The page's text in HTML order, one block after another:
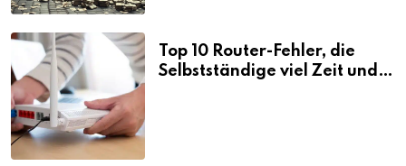
Top 10 Router-Fehler, die
Selbstständige viel Zeit und